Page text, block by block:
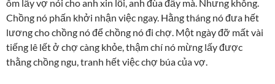
ôm lấy vợ nói cho anh xin lỗi, anh đùa đấy mà. Nhưng không.
Chồng nó phấn khởi nhận việc ngay. Hằng tháng nó đưa hết
lương cho chồng nó để chồng nó đi chợ. Một ngày đỡ mất vài
tiếng lê lết ở chợ càng khỏe, thậm chí nó mừng lấy được
thằng chồng ngu, tranh hết việc chợ búa của vợ.